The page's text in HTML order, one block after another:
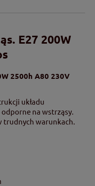
E27 200W
2500h A80 230V
układu
na wstrząsy.
trudnych warunkach.